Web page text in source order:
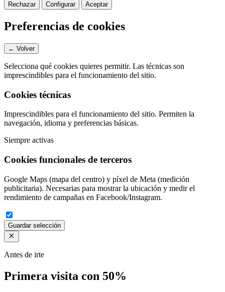
Rechazar Configurar Aceptar
Preferencias de cookies
← Volver
Selecciona qué cookies quieres permitir. Las técnicas son
imprescindibles para el funcionamiento del sitio.
Cookies técnicas
Imprescindibles para el funcionamiento del sitio. Permiten la
navegación, idioma y preferencias básicas.
Siempre activas
Cookies funcionales de terceros
Google Maps (mapa del centro) y píxel de Meta (medición
publicitaria). Necesarias para mostrar la ubicación y medir el
rendimiento de campañas en Facebook/Instagram.
Guardar selección
Antes de irte
Primera visita con 50%